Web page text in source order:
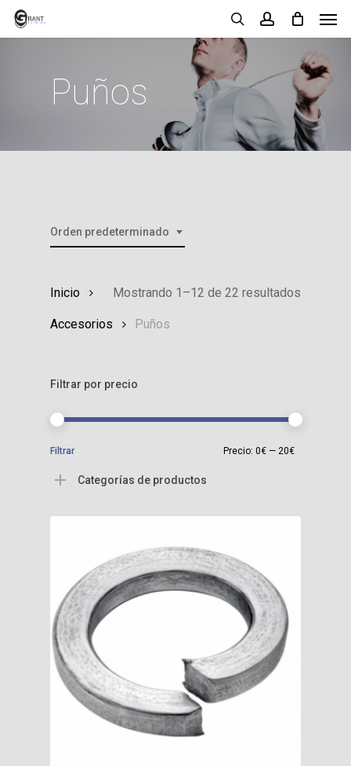
Skip
to
searchaccount
Puños
Orden predeterminado
Mostrando 1–12 de 22 resultados
Inicio
Accesorios Puños
Filtrar por precio
Filtrar Precio: 0€ — 20€
Categorías de productos